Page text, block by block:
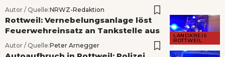
Autor / Quelle:NRWZ-Redaktion
LANDKREIS
ROTTWEIL
Rottweil: Vernebelungsanlage löst
Feuerwehreinsatz an Tankstelle aus
Autor / Quelle:Peter Arnegger